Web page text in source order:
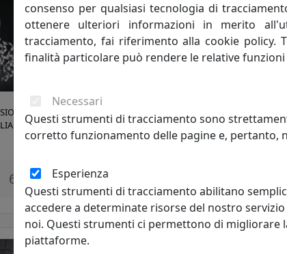
ASTRO A 3
ARGENTO
673,00 €
LAMPADA A SOSPENSIONE ASTRO A 6
LUCI 206.150.02 BIANCO
consenso per qualsiasi tecnologia di
ottenere ulteriori informazioni in merito
tracciamento, fai riferimento alla cookie policy.
finalità particolare può rendere le relative
Necessari
Questi strumenti di tracciamento sono
corretto funzionamento delle pagine e, pertanto,
Esperienza
Questi strumenti di tracciamento abilitano
accedere a determinate risorse del nostro
noi. Questi strumenti ci permettono di migliorare
piattaforme.